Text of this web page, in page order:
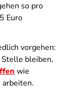
so pro
Euro
vorgehen:
bleiben,
wie